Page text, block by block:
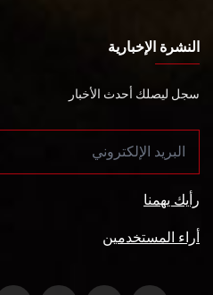
النشرة الإخبارية
سجل ليصلك أحدث الأخبار
رأيك يهمنا
أراء المستخدمين